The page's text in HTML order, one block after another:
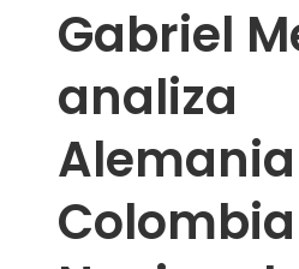
Gabriel
analiza